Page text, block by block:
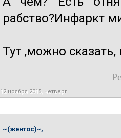
рабство?Инфаркт
Тут ,можно сказать,
12 ноября 2015, четверг
~(жентос)~,